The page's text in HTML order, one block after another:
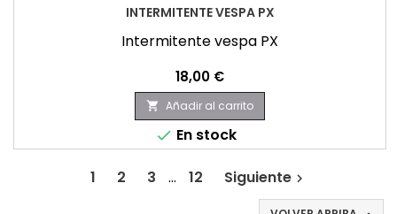
INTERMITENTE VESPA PX
Intermitente vespa PX
Precio
18,00 €
 Añadir al carrito
 En stock
1 2 3 … 12 Siguiente